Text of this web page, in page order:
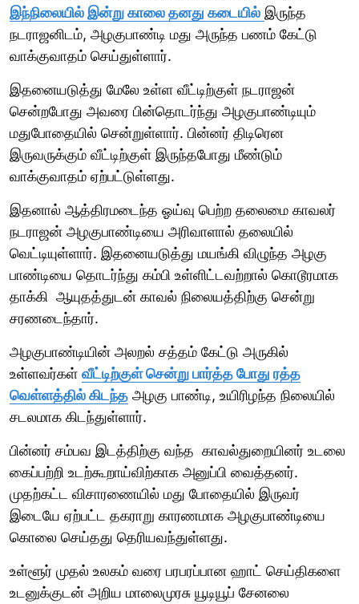
இந்நிலையில் இன்று காலை தனது கடையில் இருந்த
நடராஜனிடம், அழகுபாண்டி மது அருந்த பணம் கேட்டு
வாக்குவாதம் செய்துள்ளார்.
இதனையடுத்து மேலே உள்ள வீட்டிற்குள் நடராஜன்
சென்றபோது அவரை பின்தொடர்ந்து அழகுபாண்டியும்
மதுபோதையில் சென்றுள்ளார். பின்னர் திடிரென
இருவருக்கும் வீட்டிற்குள் இருந்தபோது மீண்டும்
வாக்குவாதம் ஏற்பட்டுள்ளது.
இதனால் ஆத்திரமடைந்த ஓய்வு பெற்ற தலைமை காவலர்
நடராஜன் அழகுபாண்டியை அரிவாளால் தலையில்
வெட்டியுள்ளார். இதனையடுத்து மயங்கி விழுந்த அழகு
பாண்டியை தொடர்ந்து கம்பி உள்ளிட்டவற்றால் கொடூரமாக
தாக்கி ஆயுதத்துடன் காவல் நிலையத்திற்கு சென்று
சரணடைந்தார்.
அழகுபாண்டியின் அலறல் சத்தம் கேட்டு அருகில்
உள்ளவர்கள் வீட்டிற்குள் சென்று பார்த்த போது ரத்த
வெள்ளத்தில் கிடந்த அழகு பாண்டி, உயிரிழந்த நிலையில்
சடலமாக கிடந்துள்ளார்.
பின்னர் சம்பவ இடத்திற்கு வந்த காவல்துறையினர் உடலை
கைப்பற்றி உடற்கூறாய்விற்காக அனுப்பி வைத்தனர்.
முதற்கட்ட விசாரணையில் மது போதையில் இருவர்
இடையே ஏற்பட்ட தகராறு காரணமாக அழகுபாண்டியை
கொலை செய்தது தெரியவந்துள்ளது.
உள்ளூர் முதல் உலகம் வரை பரபரப்பான ஹாட் செய்திகளை
உடனுக்குடன் அறிய மாலைமுரசு யூடியூப் சேனலை